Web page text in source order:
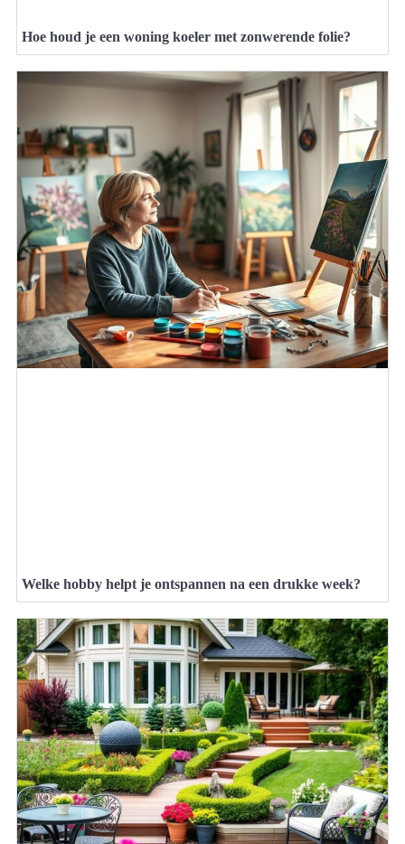
Hoe houd je een woning koeler met zonwerende folie?
Welke hobby helpt je ontspannen na een drukke week?